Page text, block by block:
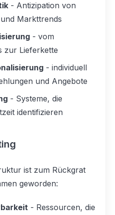
- Antizipation von
Markttrends
- vom
zur Lieferkette
- individuell
und Angebote
- Systeme, die
identifizieren
ist zum Rückgrat
geworden:
- Ressourcen, die